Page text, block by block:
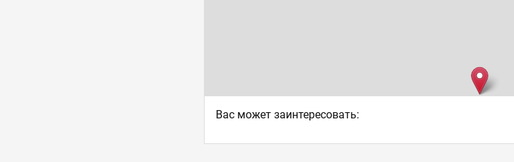
Ваc может заинтересовать: